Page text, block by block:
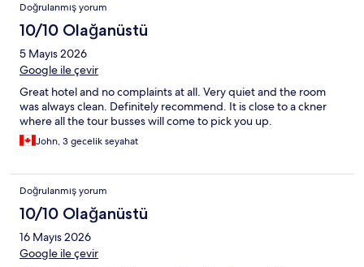
Doğrulanmış yorum
10/10 Olağanüstü
5 Mayıs 2026
Google ile çevir
Great hotel and no complaints at all. Very quiet and the room
was always clean. Definitely recommend. It is close to a ckner
where all the tour busses will come to pick you up.
John, 3 gecelik seyahat
Doğrulanmış yorum
10/10 Olağanüstü
16 Mayıs 2026
Google ile çevir